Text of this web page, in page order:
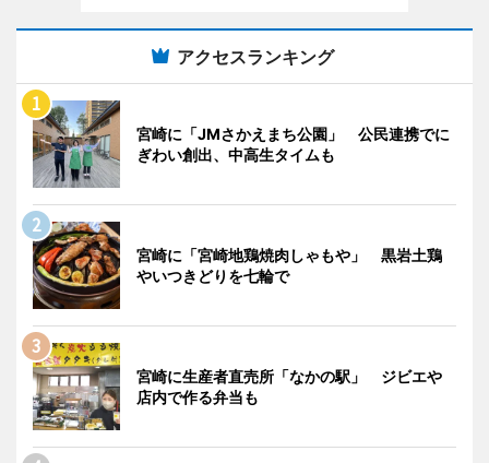
アクセスランキング
宮崎に「JMさかえまち公園」 公民連携でに
ぎわい創出、中高生タイムも
宮崎に「宮崎地鶏焼肉しゃもや」 黒岩土鶏
やいつきどりを七輪で
宮崎に生産者直売所「なかの駅」 ジビエや
店内で作る弁当も